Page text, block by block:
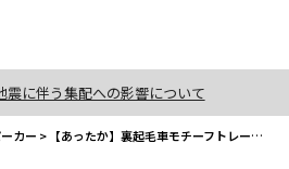
震に伴う集配への影響について
カー > 【あったか】裏起毛車モチーフトレーナー